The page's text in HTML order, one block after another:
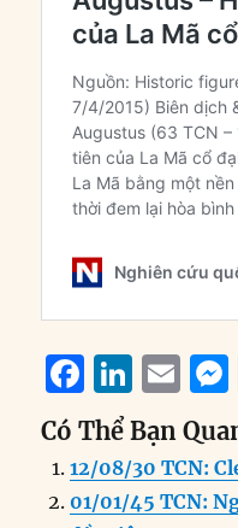
F
a
c
e
Li
n
k
e
E
m
ai
l
Có Thể Bạn
12/08/30 TCN:
01/01/45 TCN: